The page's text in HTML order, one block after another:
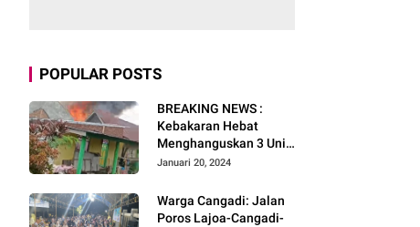
POPULAR POSTS
BREAKING NEWS :
Kebakaran Hebat
Menghanguskan 3 Unit
Rumah Di Jalan
Watansoppeng
Januari 20, 2024
Warga Cangadi: Jalan
Poros Lajoa-Cangadi-